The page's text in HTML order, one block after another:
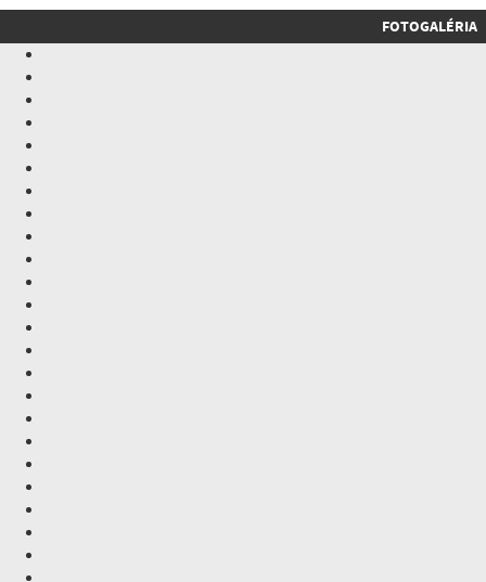
FOTOGALÉRIA